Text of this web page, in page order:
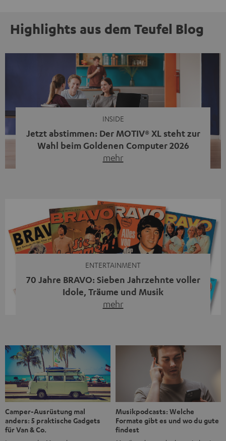
Highlights aus dem Teufel Blog
INSIDE
Jetzt abstimmen: Der MOTIV® XL steht zur
Wahl beim Goldenen Computer 2026
mehr
Streaming-System vereint hochwertige HiFi-Technik,
moderne Streaming-Funktionen und hohe Flexibilität in
einem einzigen Gerät – und zeigt, dass man für großen
Sound heute keine klassische HiFi-Anlage mehr braucht.
ENTERTAINMENT
70 Jahre BRAVO: Sieben Jahrzehnte voller
Idole, Träume und Musik
mehr
1956 begleitet das Magazin Jugendliche durch Rock und
Pop, kleine Schwärmereien und große Fragen. Zum 70.
Jubiläum werfen wir einen Blick zurück. Vom Filmheft zur
Jugendmarke: Wie die BRAVO ihren Ton fand Als die […]
Camper-Ausrüstung mal
anders: 5 praktische Gadgets
für Van & Co.
Musikpodcasts: Welche
Formate gibt es und wo du gute
findest